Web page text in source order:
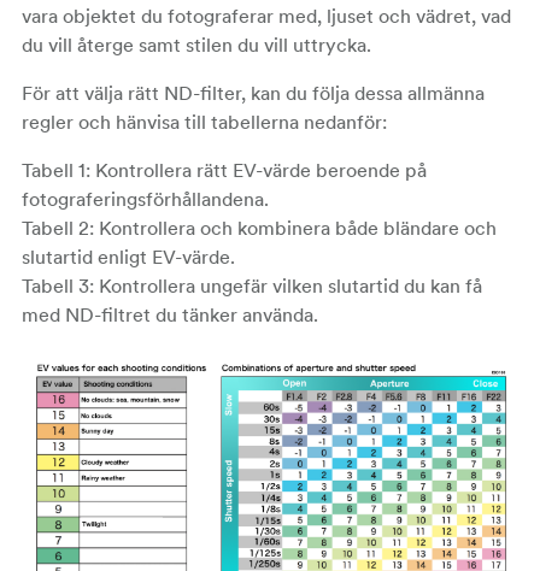
vara objektet du fotograferar med, ljuset och vädret, vad
du vill återge samt stilen du vill uttrycka.
För att välja rätt ND-filter, kan du följa dessa allmänna
regler och hänvisa till tabellerna nedanför:
Tabell 1: Kontrollera rätt EV-värde beroende på
fotograferingsförhållandena.
Tabell 2: Kontrollera och kombinera både bländare och
slutartid enligt EV-värde.
Tabell 3: Kontrollera ungefär vilken slutartid du kan få
med ND-filtret du tänker använda.